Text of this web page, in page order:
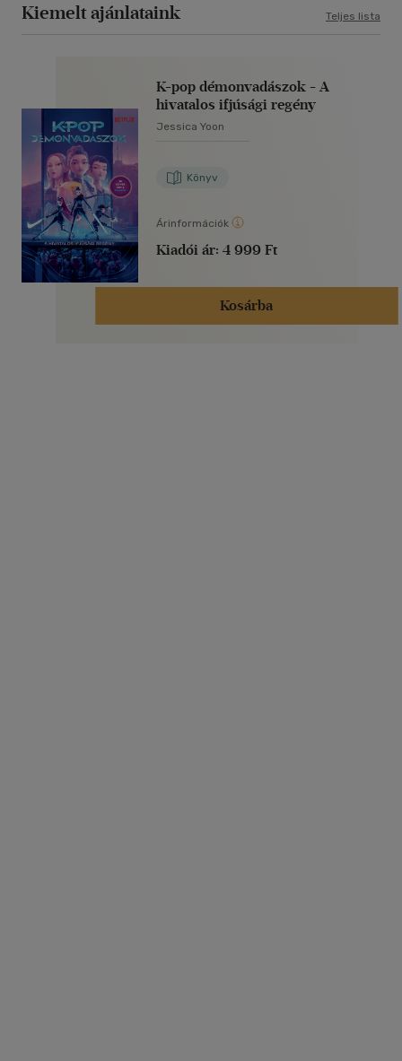
Kiemelt ajánlataink Teljes lista
K-pop démonvadászok - A
hivatalos ifjúsági regény
Jessica Yoon
Könyv
Árinformációk
Kiadói ár: 4 999 Ft
Kosárba